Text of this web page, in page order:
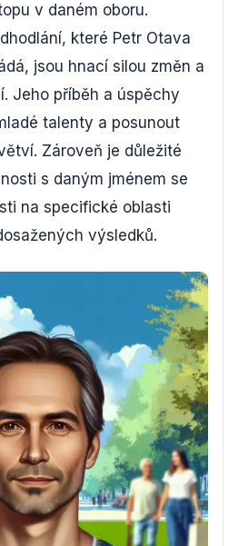
v daném oboru.
které Petr Otava
jsou hnací silou změn a
Jeho příběh a úspěchy
talenty a posunout
Zároveň je důležité
s daným jménem se
na specifické oblasti
výsledků.